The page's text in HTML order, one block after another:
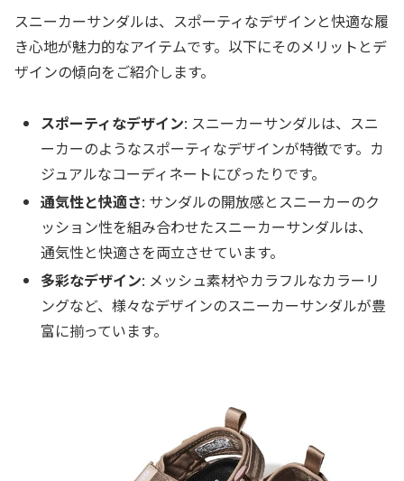
スニーカーサンダルは、スポーティなデザインと快適な履
き心地が魅力的なアイテムです。以下にそのメリットとデ
ザインの傾向をご紹介します。
スポーティなデザイン: スニーカーサンダルは、スニ
ーカーのようなスポーティなデザインが特徴です。カ
ジュアルなコーディネートにぴったりです。
通気性と快適さ: サンダルの開放感とスニーカーのク
ッション性を組み合わせたスニーカーサンダルは、
通気性と快適さを両立させています。
多彩なデザイン: メッシュ素材やカラフルなカラーリ
ングなど、様々なデザインのスニーカーサンダルが豊
富に揃っています。